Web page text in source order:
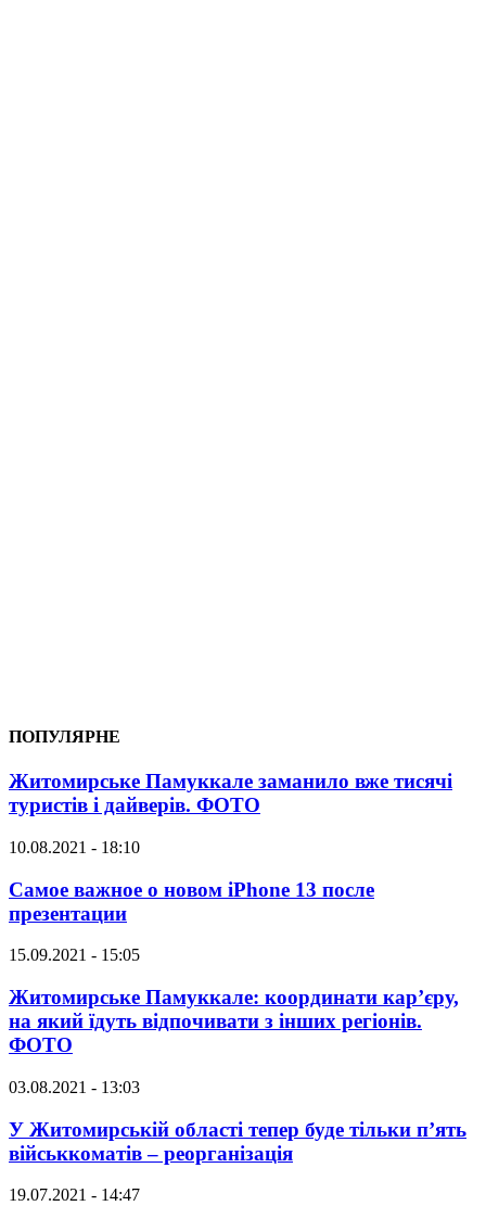
ПОПУЛЯРНЕ
Житомирське Памуккале заманило вже тисячі
туристів і дайверів. ФОТО
10.08.2021 - 18:10
Самое важное о новом iPhone 13 после
презентации
15.09.2021 - 15:05
Житомирське Памуккале: координати кар’єру,
на який їдуть відпочивати з інших регіонів.
ФОТО
03.08.2021 - 13:03
У Житомирській області тепер буде тільки п’ять
військкоматів – реорганізація
19.07.2021 - 14:47